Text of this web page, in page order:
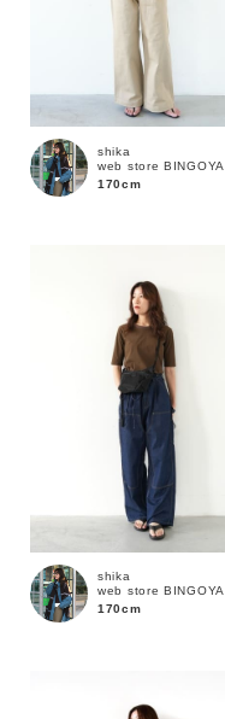
商品タイプ
通常商品
セール価格
在庫
在庫あり
shika
web store BINGOYA
170cm
shika
web store BINGOYA
170cm